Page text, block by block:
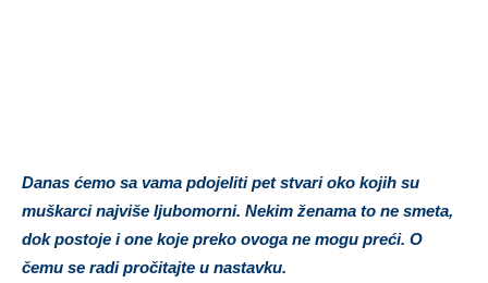
Danas ćemo sa vama pdojeliti pet stvari oko kojih su
muškarci najviše ljubomorni. Nekim ženama to ne smeta,
dok postoje i one koje preko ovoga ne mogu preći. O
čemu se radi pročitajte u nastavku.